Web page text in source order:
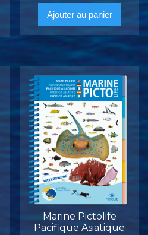
Ajouter au panier
Marine Pictolife
Pacifique Asiatique